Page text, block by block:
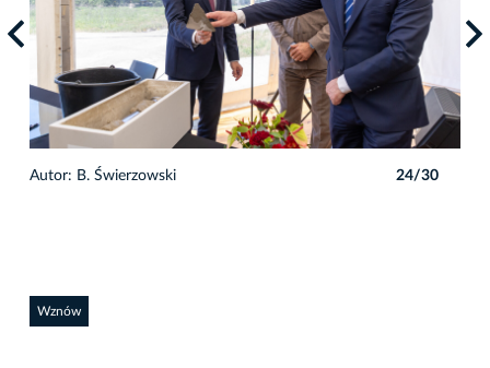
Autor: B. Świerzowski 24/30
Wznów